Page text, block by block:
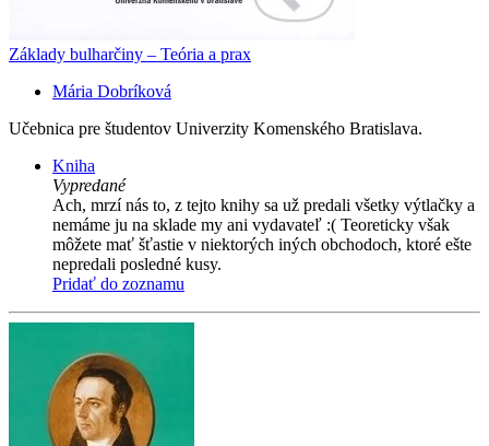
Základy bulharčiny – Teória a prax
Mária Dobríková
Učebnica pre študentov Univerzity Komenského Bratislava.
Kniha
Vypredané
Ach, mrzí nás to, z tejto knihy sa už predali všetky výtlačky a
nemáme ju na sklade my ani vydavateľ :( Teoreticky však
môžete mať šťastie v niektorých iných obchodoch, ktoré ešte
nepredali posledné kusy.
Pridať do zoznamu